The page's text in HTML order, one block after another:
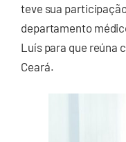
teve sua
departamento
Luís para que reúna
Ceará.